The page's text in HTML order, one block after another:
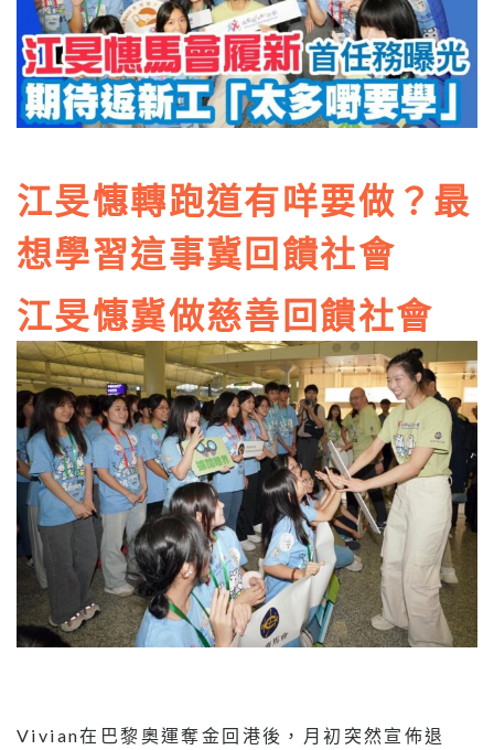
江旻憓轉跑道有咩要做？最
想學習這事冀回饋社會
江旻憓冀做慈善回饋社會
Vivian在巴黎奧運奪金回港後，月初突然宣佈退